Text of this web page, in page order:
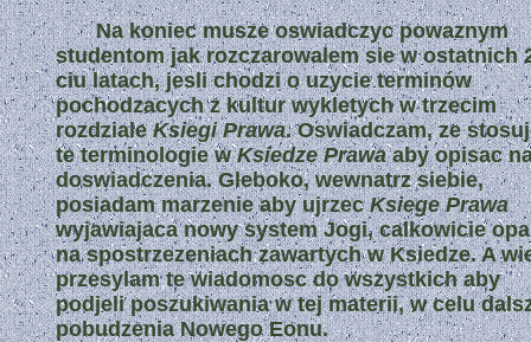
Na koniec musze oswiadczyc powaznym
studentom jak rozczarowalem sie w ostatnich
ciu latach, jesli chodzi o uzycie terminów
pochodzacych z kultur wykletych w trzecim
rozdzialeKsiegi Prawa. Oswiadczam, ze
te terminologie wKsiedze Prawaaby opisac
doswiadczenia. Gleboko, wewnatrz siebie,
posiadam marzenie aby ujrzecKsiege Prawa
wyjawiajaca nowy system Jogi, calkowicie
na spostrzezeniach zawartych w Ksiedze. A
przesylam te wiadomosc do wszystkich aby
podjeli poszukiwania w tej materii, w celu
pobudzenia Nowego Eonu.